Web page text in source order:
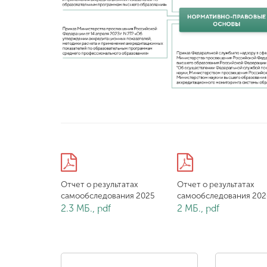
Отчет о результатах
самообследования 2025
2.3 МБ., pdf
Отчет о результатах
самообследования
2 МБ., pdf